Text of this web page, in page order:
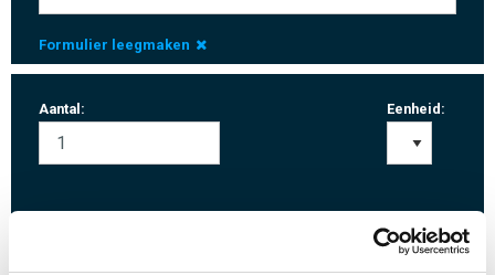
Formulier leegmaken
Aantal: Eenheid: